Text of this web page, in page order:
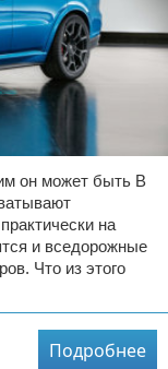
он может быть В
на
и вседорожные
Что из этого
Подробнее